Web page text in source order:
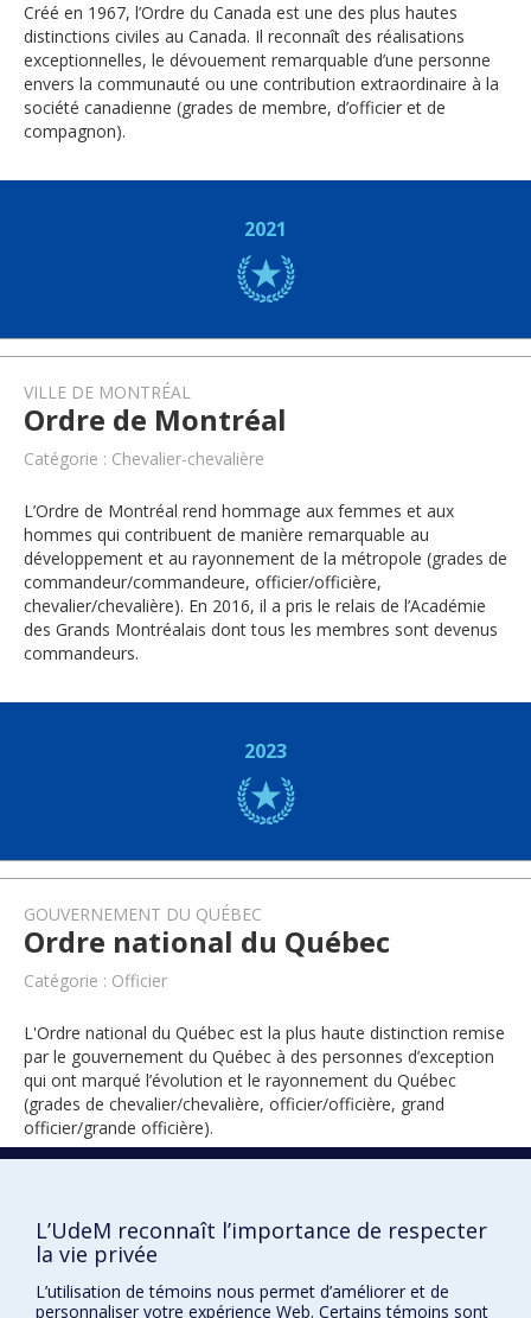
Créé en 1967, l’Ordre du Canada est une des plus hautes
distinctions civiles au Canada. Il reconnaît des réalisations
exceptionnelles, le dévouement remarquable d’une personne
envers la communauté ou une contribution extraordinaire à la
société canadienne (grades de membre, d’officier et de
compagnon).
2021
VILLE DE MONTRÉAL
Ordre de Montréal
Catégorie : Chevalier-chevalière
L’Ordre de Montréal rend hommage aux femmes et aux
hommes qui contribuent de manière remarquable au
développement et au rayonnement de la métropole (grades de
commandeur/commandeure, officier/officière,
chevalier/chevalière). En 2016, il a pris le relais de l’Académie
des Grands Montréalais dont tous les membres sont devenus
commandeurs.
2023
GOUVERNEMENT DU QUÉBEC
Ordre national du Québec
Catégorie : Officier
L'Ordre national du Québec est la plus haute distinction remise
par le gouvernement du Québec à des personnes d’exception
qui ont marqué l’évolution et le rayonnement du Québec
(grades de chevalier/chevalière, officier/officière, grand
officier/grande officière).
2024
L’UdeM reconnaît l’importance de respecter
la vie privée
L’utilisation de témoins nous permet d’améliorer et de
personnaliser votre expérience Web. Certains témoins sont